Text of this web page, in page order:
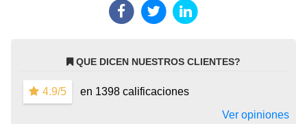
QUE DICEN NUESTROS CLIENTES?
4.9/5
en 1398 calificaciones
Ver opiniones